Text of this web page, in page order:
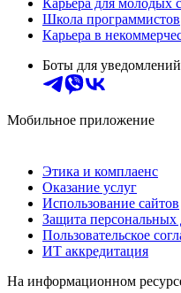
Школа программистов
Карьера в
Боты для уведомлений
Мобильное приложение
Этика и комплаенс
Оказание услуг
Использование сайтов
Защита
Пользовательское
ИТ аккредитация
На информационном